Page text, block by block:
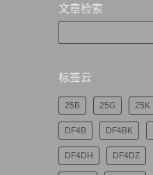
文章检索
标签云
25B 25G 25K
DF4B DF4BK
DF4DH DF4DZ